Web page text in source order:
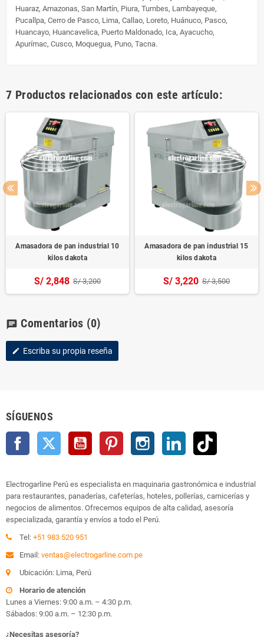
Huaraz, Amazonas, San Martín, Piura, Tumbes, Lambayeque,
Pucallpa, Cerro de Pasco, Lima, Callao, Loreto, Huánuco, Pasco,
Huancayo, Huancavelica, Puerto Maldonado, Ica, Ayacucho,
Apurímac, Cusco, Moquegua, Puno, Tacna.
7 Productos relacionados con este artículo:
Amasadora de pan industrial 10
kilos dakota
S/ 2,848 S/ 3,200
Amasadora de pan industrial 15
kilos dakota
S/ 3,220 S/ 3,500
chat Comentarios (0)
edit Escriba su propia reseña
SÍGUENOS
Facebook Twitter YouTube Pinterest Instagram LinkedIn
Electrogarline Perú es especialista en maquinaria gastronómica e industrial
para restaurantes, panaderías, cafeterías, hoteles, pollerías, carnicerías y
negocios de alimentos. Ofrecemos equipos de alta calidad, asesoría
especializada, garantía y envíos a todo el Perú.
Tel: +51 983 520 951
Email: ventas@electrogarline.com.pe
Ubicación: Lima, Perú
Horario de atención
Lunes a Viernes: 9:00 a.m. – 4:30 p.m.
Sábados: 9:00 a.m. – 12:30 p.m.
¿Necesitas asesoría?